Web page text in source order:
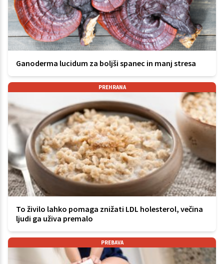
Ganoderma lucidum za boljši spanec in manj stresa
PREHRANA
To živilo lahko pomaga znižati LDL holesterol, večina
ljudi ga uživa premalo
PREBAVA